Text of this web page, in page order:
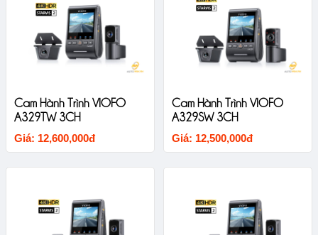
Cam Hành Trình VIOFO
A329TW 3CH
Giá: 12,600,000đ
Cam Hành Trình VIOFO
A329SW 3CH
Giá: 12,500,000đ